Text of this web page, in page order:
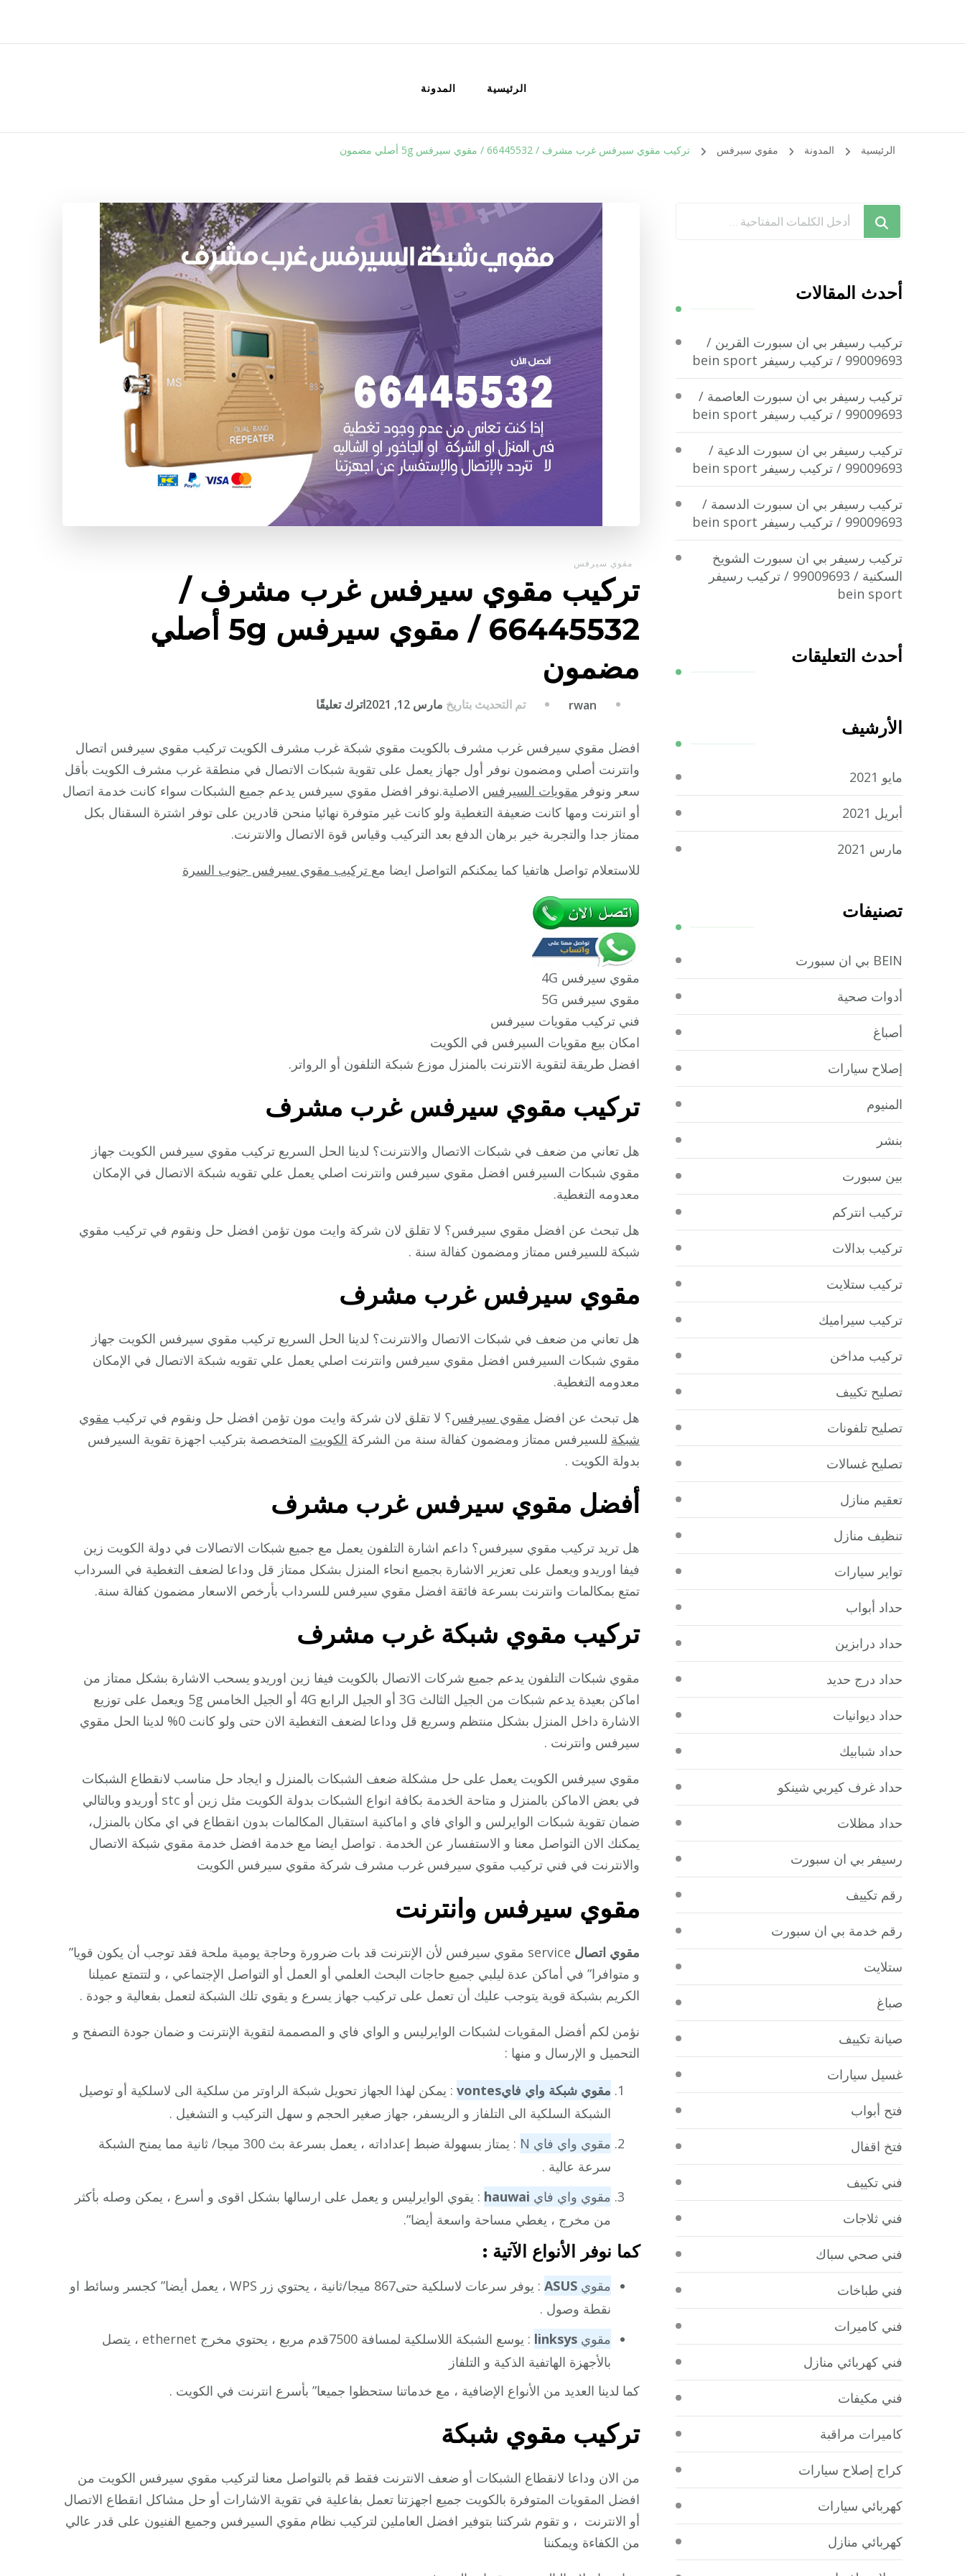
الرئيسية المدونة
الرئيسية المدونة مقوي سيرفس تركيب مقوي سيرفس غرب مشرف / 66445532 / مقوي سيرفس 5g أصلي مضمون
مقوي سيرفس
تركيب مقوي سيرفس غرب مشرف /
66445532 / مقوي سيرفس 5g أصلي
مضمون
rwan تم التحديث بتاريخ مارس 12, 2021 اترك تعليقًا
مقوي
سيرفس
مشرف
/
66445532
مقوي
افضل مقوي سيرفس غرب مشرف بالكويت مقوي شبكة غرب مشرف الكويت تركيب مقوي سيرفس اتصال
وانترنت أصلي ومضمون نوفر أول جهاز يعمل على تقوية شبكات الاتصال في منطقة غرب مشرف الكويت بأقل
سعر ونوفر مقويات السيرفس الاصلية.نوفر افضل مقوي سيرفس يدعم جميع الشبكات سواء كانت خدمة اتصال
أو انترنت ومها كانت ضعيفة التغطية ولو كانت غير متوفرة نهائيا منحن قادرين على توفر اشترة السقنال بكل
ممتاز جدا والتجربة خير برهان الدفع بعد التركيب وقياس قوة الاتصال والانترنت.
للاستعلام تواصل هاتفيا كما يمكنكم التواصل ايضا مع تركيب مقوي سيرفس جنوب السرة
مقوي سيرفس 4G
مقوي سيرفس 5G
فني تركيب مقويات سيرفس
امكان بيع مقويات السيرفس في الكويت
افضل طريقة لتقوية الانترنت بالمنزل موزع شبكة التلفون أو الرواتر.
تركيب مقوي سيرفس غرب مشرف
هل تعاني من ضعف في شبكات الاتصال والانترنت؟ لدينا الحل السريع تركيب مقوي سيرفس الكويت جهاز
مقوي شبكات السيرفس افضل مقوي سيرفس وانترنت اصلي يعمل علي تقويه شبكة الاتصال في الإمكان
معدومه التغطية.
هل تبحث عن افضل مقوي سيرفس؟ لا تقلق لان شركة وايت مون تؤمن افضل حل ونقوم في تركيب مقوي
شبكة للسيرفس ممتاز ومضمون كفالة سنة .
مقوي سيرفس غرب مشرف
هل تعاني من ضعف في شبكات الاتصال والانترنت؟ لدينا الحل السريع تركيب مقوي سيرفس الكويت جهاز
مقوي شبكات السيرفس افضل مقوي سيرفس وانترنت اصلي يعمل علي تقويه شبكة الاتصال في الإمكان
معدومه التغطية.
هل تبحث عن افضل مقوي سيرفس؟ لا تقلق لان شركة وايت مون تؤمن افضل حل ونقوم في تركيب مقوي
شبكة للسيرفس ممتاز ومضمون كفالة سنة من الشركة الكويت المتخصصة بتركيب اجهزة تقوية السيرفس
بدولة الكويت .
أفضل مقوي سيرفس غرب مشرف
هل تريد تركيب مقوي سيرفس؟ داعم اشارة التلفون يعمل مع جميع شبكات الاتصالات في دولة الكويت زين
فيفا اوريدو ويعمل على تعزير الاشارة بجميع انحاء المنزل بشكل ممتاز قل وداعا لضعف التغطية في السرداب
تمتع بمكالمات وانترنت بسرعة فائقة افضل مقوي سيرفس للسرداب بأرخص الاسعار مضمون كفالة سنة.
تركيب مقوي شبكة غرب مشرف
مقوي شبكات التلفون يدعم جميع شركات الاتصال بالكويت فيفا زين اوريدو يسحب الاشارة بشكل ممتاز من
اماكن بعيدة يدعم شبكات من الجيل الثالث 3G أو الجيل الرابع 4G أو الجيل الخامس 5g ويعمل على توزيع
الاشارة داخل المنزل بشكل منتظم وسريع قل وداعا لضعف التغطية الان حتى ولو كانت 0% لدينا الحل مقوي
سيرفس وانترنت .
مقوي سيرفس الكويت يعمل على حل مشكلة ضعف الشبكات بالمنزل و ايجاد حل مناسب لانقطاع الشبكات
في بعض الاماكن بالمنزل و متاحة الخدمة بكافة انواع الشبكات بدولة الكويت مثل زين أو stc أوريدو وبالتالي
ضمان تقوية شبكات الوايرلس و الواي فاي و اماكنية استقبال المكالمات بدون انقطاع في اي مكان بالمنزل،
يمكنك الان التواصل معنا و الاستفسار عن الخدمة . تواصل ايضا مع خدمة افضل خدمة مقوي شبكة الاتصال
والانترنت في فني تركيب مقوي سيرفس غرب مشرف شركة مقوي سيرفس الكويت
مقوي سيرفس وانترنت
مقوي اتصال
service مقوي سيرفس لأن الإنترنت قد بات ضرورة وحاجة يومية ملحة فقد توجب أن يكون قويا”
و متوافرا” في أماكن عدة ليلبي جميع حاجات البحث العلمي أو العمل أو التواصل الإجتماعي ، و لتتمتع عميلنا
الكريم بشبكة قوية يتوجب عليك أن تعمل على تركيب جهاز يسرع و يقوي تلك الشبكة لتعمل بفعالية و جودة .
نؤمن لكم أفضل المقويات لشبكات الوايرليس و الواي فاي و المصممة لتقوية الإنترنت و ضمان جودة التصفح و
التحميل و الإرسال و منها :
مقوي شبكة واي فايvontes: يمكن لهذا الجهاز تحويل شبكة الراوتر من سلكية الى لاسلكية أو توصيل
الشبكة السلكية الى التلفاز و الريسفر، جهاز صغير الحجم و سهل التركيب و التشغيل .
مقوي واي فاي N
: يمتاز بسهولة ضبط إعداداته ، يعمل بسرعة بث 300 ميجا/ ثانية مما يمنح الشبكة
سرعة عالية .
مقوي واي فاي hauwai : يقوي الوايرليس و يعمل على ارسالها بشكل اقوى و أسرع ، يمكن وصله بأكثر
من مخرج ، يغطي مساحة واسعة أيضا”.
كما نوفر الأنواع الآتية :
مقوي ASUS
: يوفر سرعات لاسلكية حتى867 ميجا/ثانية ، يحتوي زر WPS ، يعمل أيضا” كجسر وسائط او
نقطة وصول .
مقوي linksys
: يوسع الشبكة اللاسلكية لمسافة 7500قدم مربع ، يحتوي مخرج ethernet ، يتصل
بالأجهزة الهاتفية الذكية و التلفاز
كما لدينا العديد من الأنواع الإضافية ، مع خدماتنا ستحظوا جميعا” بأسرع انترنت في الكويت .
تركيب مقوي شبكة
من الان وداعا لانقطاع الشبكات أو ضعف الانترنت فقط قم بالتواصل معنا لتركيب مقوي سيرفس الكويت من
افضل المقويات المتوفرة بالكويت جميع اجهزتنا تعمل بفاعلية في تقوية الاشارات أو حل مشاكل انقطاع الاتصال
أو الانترنت ، و تقوم شركتنا بتوفير افضل العاملين لتركيب نظام مقوي السيرفس وجميع الفنيون على قدر عالي
من الكفاءة ويمكننا
تبحث
شيء
ما؟
أحدث المقالات
تركيب رسيفر بي ان سبورت القرين /
99009693 / تركيب رسيفر bein sport
تركيب رسيفر بي ان سبورت العاصمة /
99009693 / تركيب رسيفر bein sport
تركيب رسيفر بي ان سبورت الدعية /
99009693 / تركيب رسيفر bein sport
تركيب رسيفر بي ان سبورت الدسمة /
99009693 / تركيب رسيفر bein sport
تركيب رسيفر بي ان سبورت الشويخ
السكنية / 99009693 / تركيب رسيفر
bein sport
أحدث التعليقات
الأرشيف
مايو 2021
أبريل 2021
مارس 2021
تصنيفات
BEIN بي ان سبورت
أدوات صحية
أصباغ
إصلاح سيارات
المنيوم
بنشر
بين سبورت
تركيب انتركم
تركيب بدالات
تركيب ستلايت
تركيب سيراميك
تركيب مداخن
تصليح تكييف
تصليح تلفونات
تصليح غسالات
تعقيم منازل
تنظيف منازل
تواير سيارات
حداد أبواب
حداد درابزين
حداد درج حديد
حداد ديوانيات
حداد شبابيك
حداد غرف كيربي شينكو
حداد مظلات
رسيفر بي ان سبورت
رقم تكييف
رقم خدمة بي ان سبورت
ستلايت
صباغ
صيانة تكييف
غسيل سيارات
فتح أبواب
فتخ اقفال
فني تكييف
فني ثلاجات
فني صحي سباك
فني طباخات
فني كاميرات
فني كهربائي منازل
فني مكيفات
كاميرات مراقبة
كراج إصلاح سيارات
كهربائي سيارات
كهربائي منازل